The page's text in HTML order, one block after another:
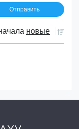
новые